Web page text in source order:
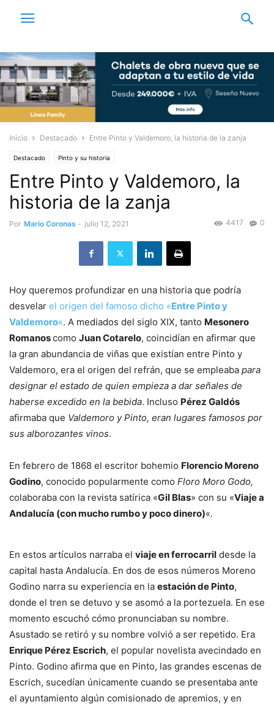
Inicio Destacado Entre Pinto y Valdemoro, la historia de la zanja
Destacado Pinto y su historia
Entre Pinto y Valdemoro, la
historia de la zanja
Por Mario Coronas - julio 12, 2021 0
4417
Hoy queremos profundizar en una historia que podría
desvelar el origen del famoso dicho «Entre Pinto y
Valdemoro«. A mediados del siglo XIX, tanto Mesonero
Romanoscomo Juan Cotarelo, coincidían en afirmar que
la gran abundancia de viñas que existían entre Pinto y
Valdemoro, era el origen del refrán, que se empleaba para
designar el estado de quien empieza a dar señales de
haberse excedido en la bebida. Incluso Pérez Galdós
afirmaba que Valdemoro y Pinto, eran lugares famosos por
sus alborozantes vinos.
En febrero de 1868 el escritor bohemio Florencio Moreno
Godino, conocido popularmente como Floro Moro Godo,
colaboraba con la revista satírica «Gil Blas» con su «Viaje a
Andalucía (con mucho rumbo y poco dinero)«.
En estos artículos narraba el viaje en ferrocarril desde la
capital hasta Andalucía. En dos de esos números Moreno
Godino narra su experiencia en la estación de Pinto,
donde el tren se detuvo y se asomó a la portezuela. En ese
momento escuchó cómo pronunciaban su nombre.
Asustado se retiró y su nombre volvió a ser repetido. Era
Enrique Pérez Escrich, el popular novelista avecindado en
Pinto. Godino afirma que en Pinto, las grandes escenas de
Escrich, sucedían únicamente cuando se presentaba ante
el ayuntamiento algún comisionado de apremios, y en